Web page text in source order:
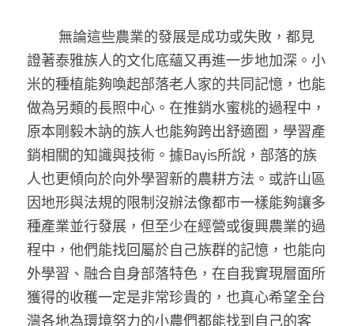
證著泰雅族人的文化底蘊又再進一步地加深。小
米的種植能夠喚起部落老人家的共同記憶，也能
做為另類的長照中心。在推銷水蜜桃的過程中，
原本剛毅木訥的族人也能夠跨出舒適圈，學習產
銷相關的知識與技術。據Bayis所說，部落的族
人也更傾向於向外學習新的農耕方法。或許山區
因地形與法規的限制沒辦法像都市一樣能夠讓多
種產業並行發展，但至少在經營或復興農業的過
程中，他們能找回屬於自己族群的記憶，也能向
外學習、融合自身部落特色，在自我實現層面所
獲得的收穫一定是非常珍貴的，也真心希望全台
灣各地為環境努力的小農們都能找到自己的客